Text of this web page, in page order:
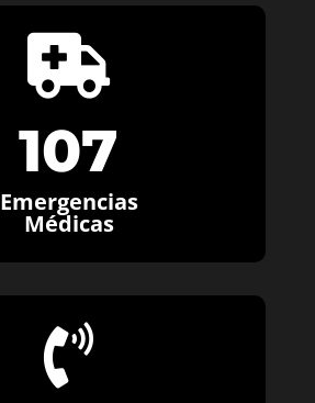

107
Emergencias
Médicas
